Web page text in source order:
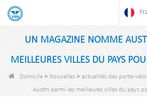
UN MAGAZINE NOMME
MEILLEURES VILLES DU PAYS
Domicile > Nouvelles > actualités des porte-
Austin parmi les meilleures villes du pays